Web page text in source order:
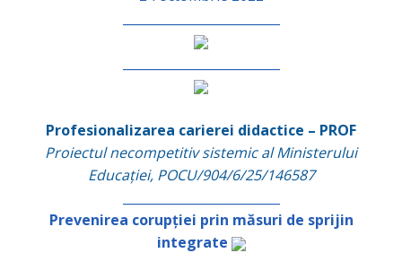
Profesionalizarea carierei didactice – PROF
Proiectul necompetitiv sistemic al Ministerului
Educației, POCU/904/6/25/146587
Prevenirea corupției prin măsuri de sprijin
integrate